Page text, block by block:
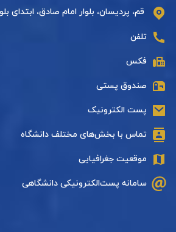
قم، پردیسان، بلوار امام صادق، ابتدای
تلفن
فکس
صندوق پستی
پست الکترونیک
تماس با بخش‌های مختلف دانشگاه
موقعیت جغرافیایی
سامانه پست‌الکترونیکی دانشگاهی